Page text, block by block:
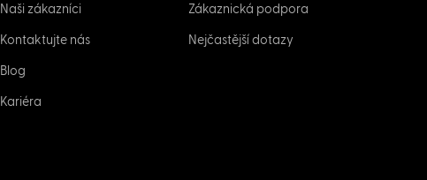
Naši zákazníci
Kontaktujte nás
Blog
Kariéra
Zákaznická podpora
Nejčastější dotazy